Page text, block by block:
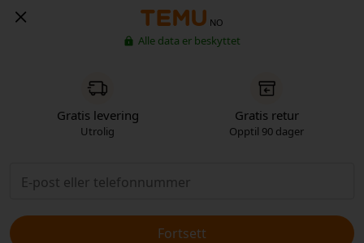
NO
Alle data er beskyttet
Gratis levering
Utrolig
Gratis retur
Opptil 90 dager
Fortsett